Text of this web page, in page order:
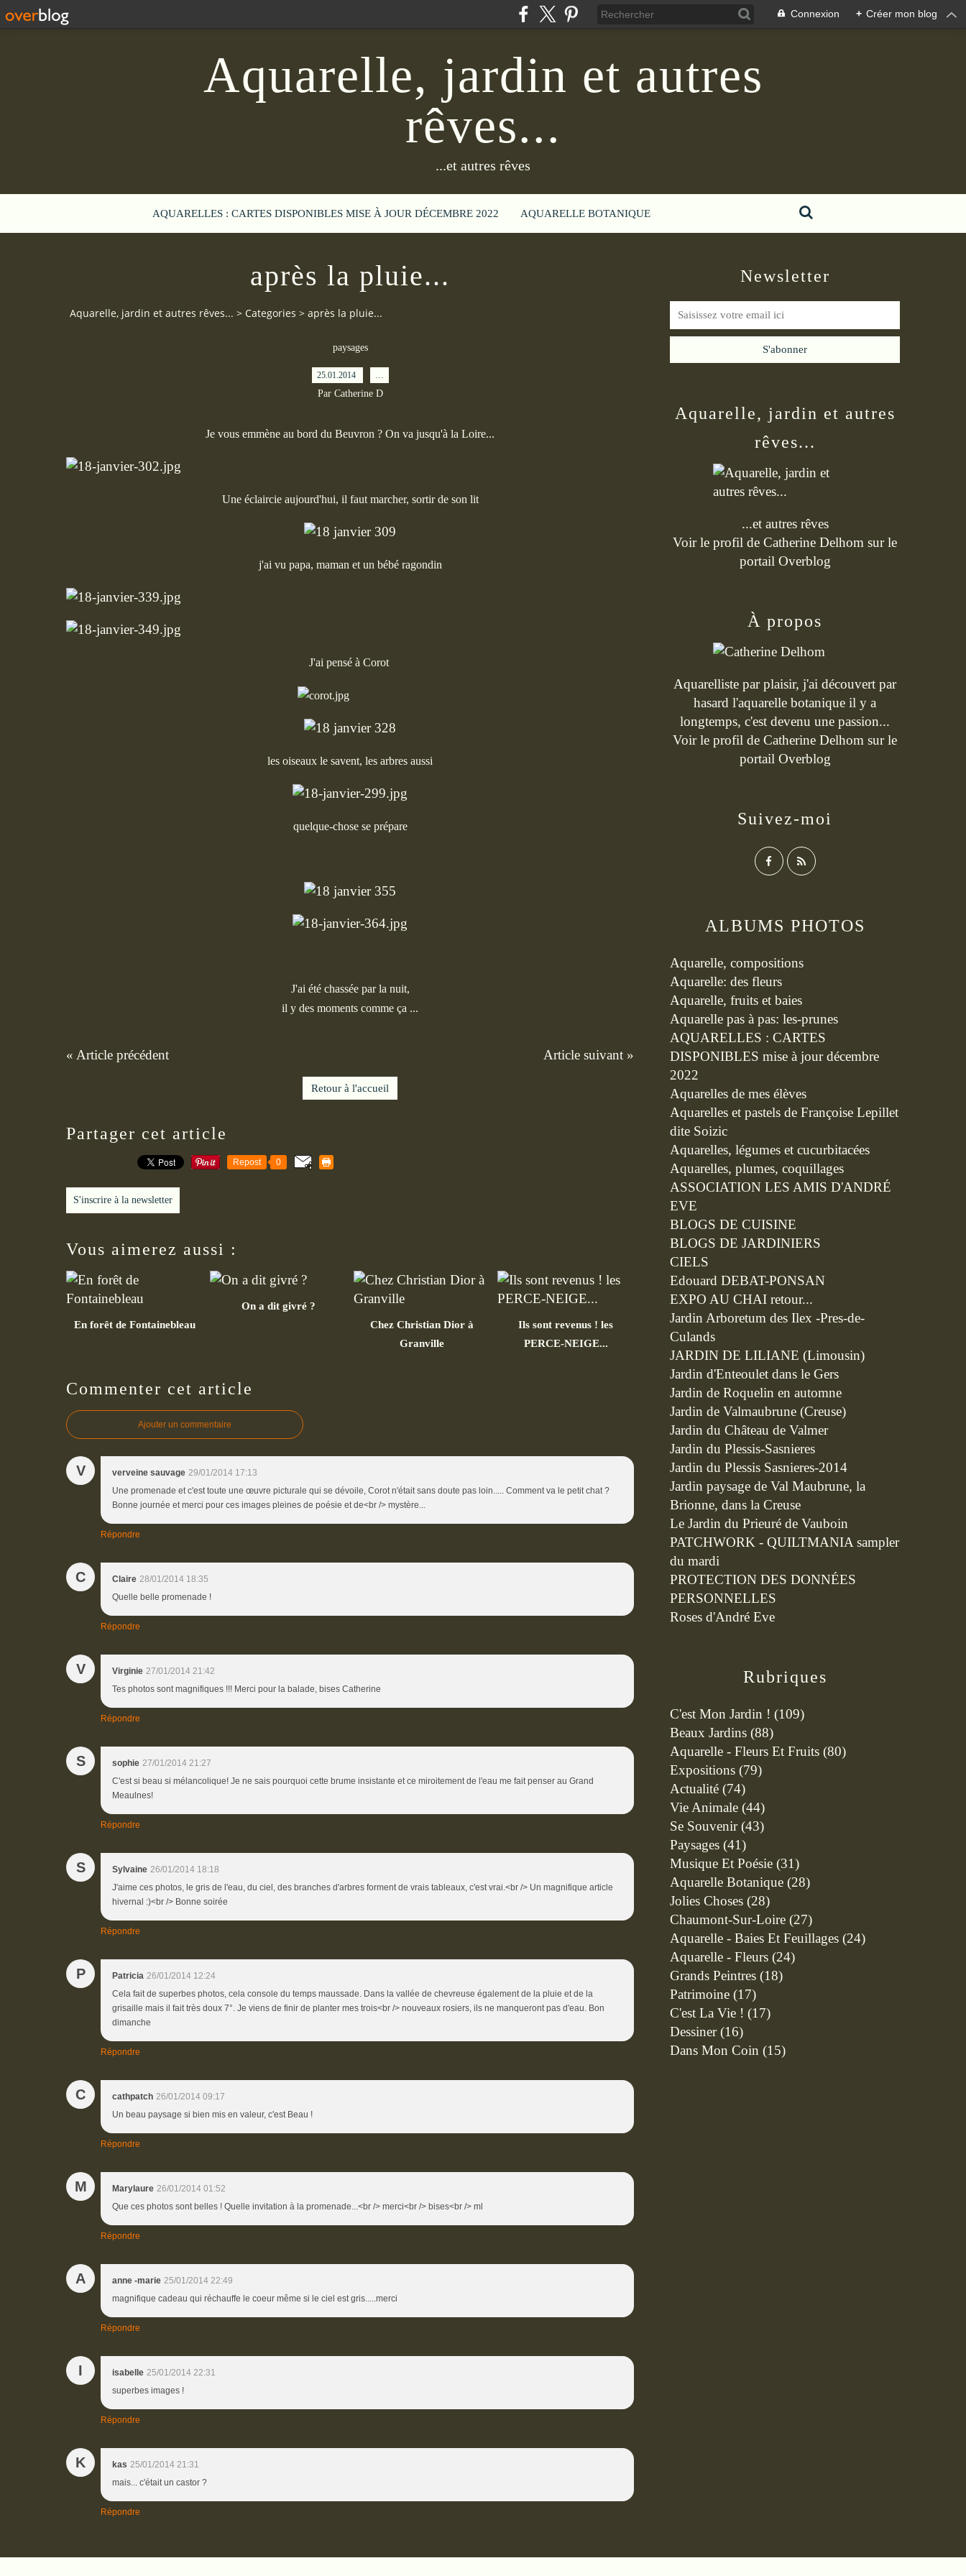
Connexion + Créer mon blog
Aquarelle, jardin et autres
rêves...
...et autres rêves
AQUARELLES : CARTES DISPONIBLES MISE À JOUR DÉCEMBRE 2022 AQUARELLE BOTANIQUE
après la pluie...
Aquarelle, jardin et autres rêves... > Categories > après la pluie...
paysages
25.01.2014
Par Catherine D
Je vous emmène au bord du Beuvron ? On va jusqu'à la Loire...
Une éclaircie aujourd'hui, il faut marcher, sortir de son lit
j'ai vu papa, maman et un bébé ragondin
J'ai pensé à Corot
les oiseaux le savent, les arbres aussi
quelque-chose se prépare
J'ai été chassée par la nuit,
il y des moments comme ça ...
« Article précédent Article suivant »
Retour à l'accueil
Partager cet article
Repost 0
S'inscrire à la newsletter
Vous aimerez aussi :
En forêt de Fontainebleau
On a dit givré ?
Chez Christian Dior à
Granville
Ils sont revenus ! les
PERCE-NEIGE...
Commenter cet article
Ajouter un commentaire
V verveine sauvage 29/01/2014 17:13
Une promenade et c'est toute une œuvre picturale qui se dévoile, Corot n'était sans doute pas loin..... Comment va le petit chat ?
Bonne journée et merci pour ces images pleines de poésie et de<br /> mystère...
Répondre
C Claire 28/01/2014 18:35
Quelle belle promenade !
Répondre
V Virginie 27/01/2014 21:42
Tes photos sont magnifiques !!! Merci pour la balade, bises Catherine
Répondre
S sophie 27/01/2014 21:27
C'est si beau si mélancolique! Je ne sais pourquoi cette brume insistante et ce miroitement de l'eau me fait penser au Grand
Meaulnes!
Répondre
S Sylvaine 26/01/2014 18:18
J'aime ces photos, le gris de l'eau, du ciel, des branches d'arbres forment de vrais tableaux, c'est vrai.<br /> Un magnifique article
hivernal :)<br /> Bonne soirée
Répondre
P Patricia 26/01/2014 12:24
Cela fait de superbes photos, cela console du temps maussade. Dans la vallée de chevreuse également de la pluie et de la
grisaille mais il fait très doux 7°. Je viens de finir de planter mes trois<br /> nouveaux rosiers, ils ne manqueront pas d'eau. Bon
dimanche
Répondre
C cathpatch 26/01/2014 09:17
Un beau paysage si bien mis en valeur, c'est Beau !
Répondre
M Marylaure 26/01/2014 01:52
Que ces photos sont belles ! Quelle invitation à la promenade...<br /> merci<br /> bises<br /> ml
Répondre
A anne -marie 25/01/2014 22:49
magnifique cadeau qui réchauffe le coeur même si le ciel est gris.....merci
Répondre
I isabelle 25/01/2014 22:31
superbes images !
Répondre
K kas 25/01/2014 21:31
mais... c'était un castor ?
Répondre
Newsletter
Rubriques
C'est Mon Jardin ! (109)
Beaux Jardins (88)
Aquarelle - Fleurs Et Fruits (80)
Expositions (79)
Actualité (74)
Vie Animale (44)
Se Souvenir(43)
Paysages (41)
Musique Et Poésie (31)
Aquarelle Botanique (28)
Jolies Choses (28)
Chaumont-Sur-Loire (27)
Aquarelle - Baies Et Feuillages (24)
Aquarelle - Fleurs (24)
Grands Peintres (18)
Patrimoine (17)
C'est La Vie ! (17)
Dessiner(16)
Dans Mon Coin (15)
ALBUMS PHOTOS
Aquarelle, compositions
Aquarelle: des fleurs
Aquarelle, fruits et baies
Aquarelle pas à pas: les-prunes
AQUARELLES : CARTES
DISPONIBLES mise à jour décembre
2022
Aquarelles de mes élèves
Aquarelles et pastels de Françoise Lepillet
dite Soizic
Aquarelles, légumes et cucurbitacées
Aquarelles, plumes, coquillages
ASSOCIATION LES AMIS D'ANDRÉ
EVE
BLOGS DE CUISINE
BLOGS DE JARDINIERS
CIELS
Edouard DEBAT-PONSAN
EXPO AU CHAI retour...
Jardin Arboretum des Ilex -Pres-de-
Culands
JARDIN DE LILIANE (Limousin)
Jardin d'Enteoulet dans le Gers
Jardin de Roquelin en automne
Jardin de Valmaubrune (Creuse)
Jardin du Château de Valmer
Jardin du Plessis-Sasnieres
Jardin du Plessis Sasnieres-2014
Jardin paysage de Val Maubrune, la
Brionne, dans la Creuse
Le Jardin du Prieuré de Vauboin
PATCHWORK - QUILTMANIA sampler
du mardi
PROTECTION DES DONNÉES
PERSONNELLES
Roses d'André Eve
Aquarelle, jardin et autres
rêves...
...et autres rêves
Voir le profil de Catherine Delhom sur le
portail Overblog
Suivez-moi
À propos
Aquarelliste par plaisir, j'ai découvert par
hasard l'aquarelle botanique il y a
longtemps, c'est devenu une passion...
Voir le profil de Catherine Delhom sur le
portail Overblog